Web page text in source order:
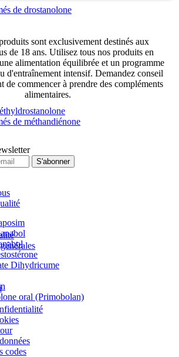
de drostanolone
de méthandiénone
Dihydricume
oral (Primobolan)
sont exclusivement destinés aux
de 18 ans. Utilisez tous nos produits en
alimentation équilibrée et un programme
d'entraînement intensif. Demandez conseil
de commencer à prendre des compléments
alimentaires.
S'abonner
codes